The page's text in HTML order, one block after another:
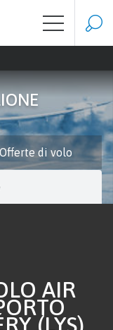
Offerte di volo
AIR
(LYS)